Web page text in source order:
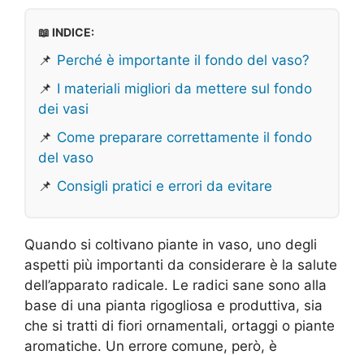
📖 INDICE:
📌 Perché è importante il fondo del vaso?
📌 I materiali migliori da mettere sul fondo
dei vasi
📌 Come preparare correttamente il fondo
del vaso
📌 Consigli pratici e errori da evitare
Quando si coltivano piante in vaso, uno degli
aspetti più importanti da considerare è la salute
dell’apparato radicale. Le radici sane sono alla
base di una pianta rigogliosa e produttiva, sia
che si tratti di fiori ornamentali, ortaggi o piante
aromatiche. Un errore comune, però, è